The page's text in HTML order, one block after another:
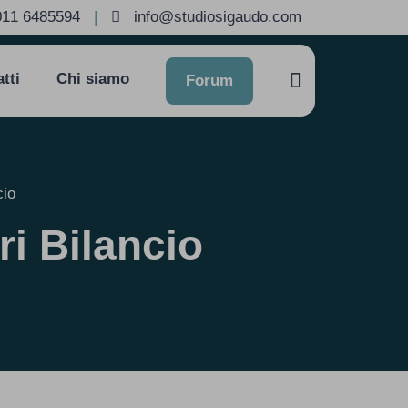
6485594 | info@studiosigaudo.com
Chi siamo Forum
Bilancio